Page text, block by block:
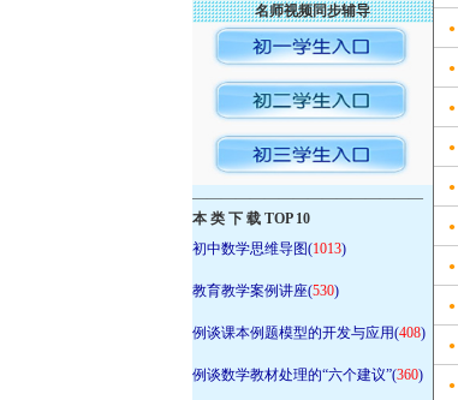
名师视频同步辅导
————————————————
本 类 下 载 TOP 10
初中数学思维导图(1013)
教育教学案例讲座(530)
例谈课本例题模型的开发与应用(408)
例谈数学教材处理的“六个建议”(360)
●
●
●
●
●
●
●
●
●
●